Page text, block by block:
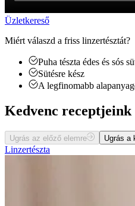
Üzletkereső
Miért válaszd a friss linzertésztát?
Puha tészta édes és sós
Sütésre kész
A legfinomabb
Kedvenc
Ugrás az előző elemre Ugrás a
Linzertészta